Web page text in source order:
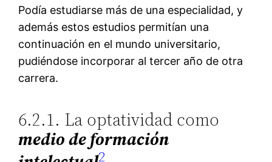
Podía estudiarse más de una especialidad, y
además estos estudios permitían una
continuación en el mundo universitario,
pudiéndose incorporar al tercer año de otra
carrera.
6.2.1. La optatividad como
medio de formación
2